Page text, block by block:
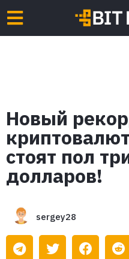
Новый
стоят пол
долларов!
sergey28